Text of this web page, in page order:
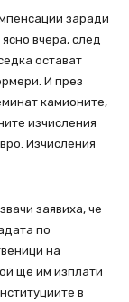
заради
вчера, след
остават
И през
камионите,
изчисления
Изчисления
заявиха, че
по
на
ще им изплати
в